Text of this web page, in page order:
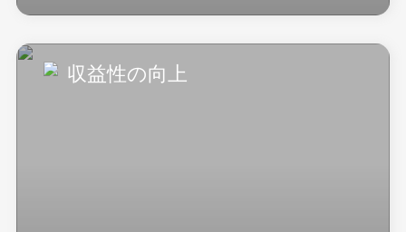
収益性の向上